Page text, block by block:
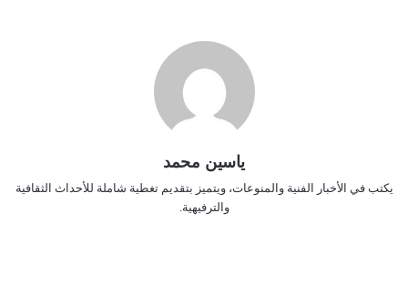
ياسين محمد
يكتب في الأخبار الفنية والمنوعات، ويتميز بتقديم تغطية شاملة للأحداث الثقافية
والترفيهية.